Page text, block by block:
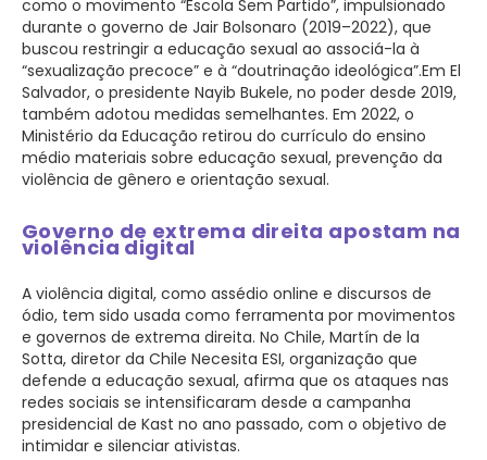
como o movimento “Escola Sem Partido”, impulsionado
durante o governo de Jair Bolsonaro (2019–2022), que
buscou restringir a educação sexual ao associá-la à
“sexualização precoce” e à “doutrinação ideológica”.Em El
Salvador, o presidente Nayib Bukele, no poder desde 2019,
também adotou medidas semelhantes. Em 2022, o
Ministério da Educação retirou do currículo do ensino
médio materiais sobre educação sexual, prevenção da
violência de gênero e orientação sexual.
Governo de extrema direita apostam na
violência digital
A violência digital, como assédio online e discursos de
ódio, tem sido usada como ferramenta por movimentos
e governos de extrema direita. No Chile, Martín de la
Sotta, diretor da Chile Necesita ESI, organização que
defende a educação sexual, afirma que os ataques nas
redes sociais se intensificaram desde a campanha
presidencial de Kast no ano passado, com o objetivo de
intimidar e silenciar ativistas.